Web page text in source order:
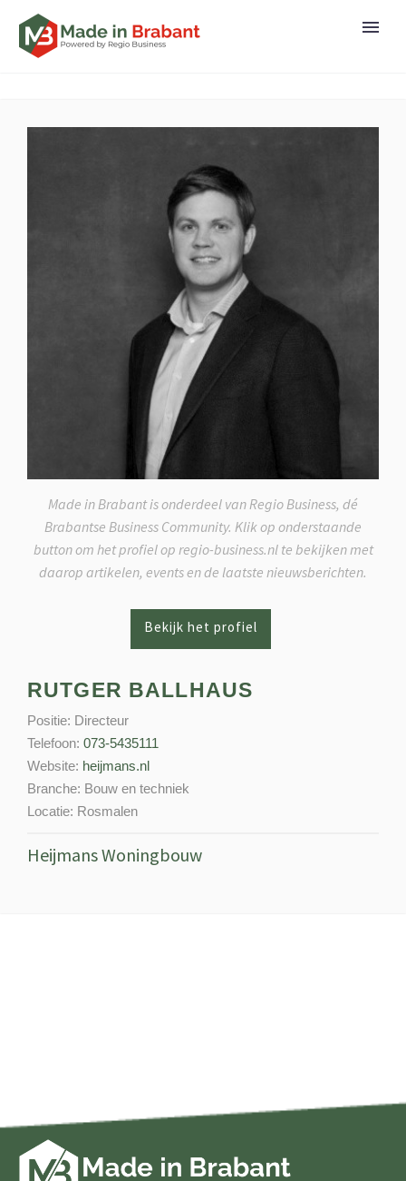
Made in Brabant is onderdeel van Regio Business, dé
Brabantse Business Community. Klik op onderstaande
button om het profiel op regio-business.nl te bekijken met
daarop artikelen, events en de laatste nieuwsberichten.
RUTGER BALLHAUS
Positie: Directeur
Telefoon: 073-5435111
Website: heijmans.nl
Branche: Bouw en techniek
Locatie: Rosmalen
Heijmans Woningbouw